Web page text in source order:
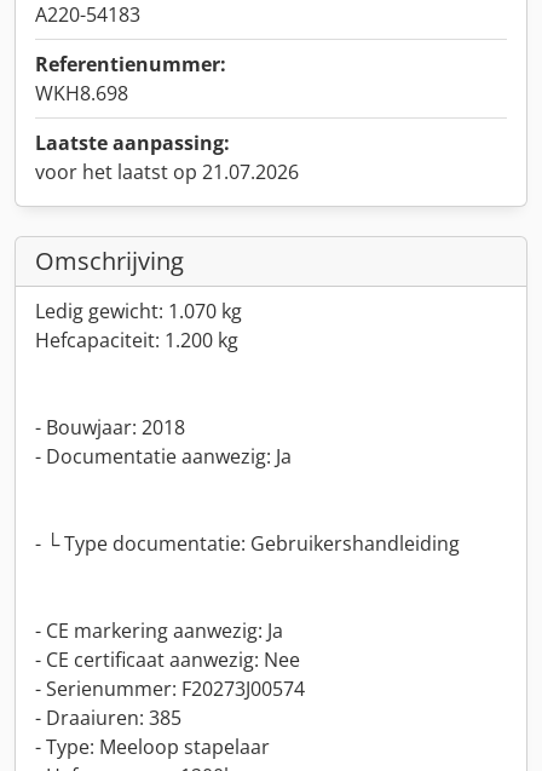
A220-54183
Referentienummer:
WKH8.698
Laatste aanpassing:
voor het laatst op 21.07.2026
Omschrijving
Ledig gewicht: 1.070 kg
Hefcapaciteit: 1.200 kg
- Bouwjaar: 2018
- Documentatie aanwezig: Ja
- └ Type documentatie: Gebruikershandleiding
- CE markering aanwezig: Ja
- CE certificaat aanwezig: Nee
- Serienummer: F20273J00574
- Draaiuren: 385
- Type: Meeloop stapelaar